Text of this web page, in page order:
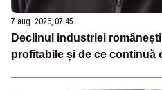
7 aug. 2026, 07:45
Declinul industriei
profitabile și de ce continuă